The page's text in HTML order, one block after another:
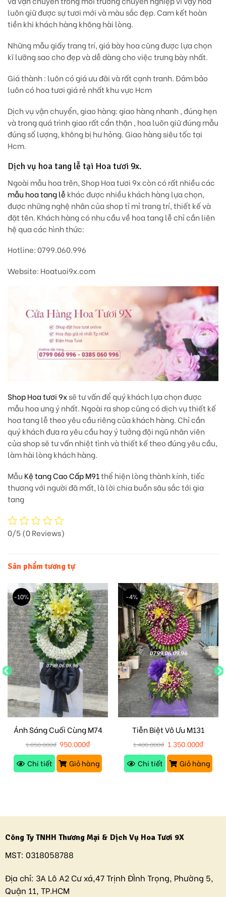
luôn giữ được sự tươi mới và màu sắc đẹp. Cam kết hoàn
tiền khi khách hàng không hài lòng.
Những mẫu giấy trang trí, giá bày hoa cũng được lựa chọn
kĩ lưỡng sao cho đẹp và dễ dàng cho việc trưng bày nhất.
Giá thành: luôn có giá ưu đãi và rất cạnh tranh. Đảm bảo
luôn có hoa tươi giá rẻ nhất khu vực Hcm
Dịch vụ vận chuyển, giao hàng:giao hàng nhanh , đúng hẹn
và trong quá trình giao rất cẩn thận , hoa luôn giữ đúng mẫu
đúng số lượng, không bị hư hỏng. Giao hàng siêu tốc tại
Hcm.
Dịch vụ hoa tang lễ tại Hoa tươi 9x.
Ngoài mẫu hoa trên, Shop Hoa tươi 9x còn có rất nhiều các
mẫu hoa tang lễ khác được nhiều khách hàng lựa chọn,
được những nghệ nhân của shop tỉ mỉ trang trí, thiết kế và
đặt tên. Khách hàng có nhu cầu về hoa tang lễ chỉ cần liên
hệ qua các hình thức:
Hotline: 0799.060.996
Website: Hoatuoi9x.com
Shop Hoa tươi 9xsẽ tư vấn để quý khách lựa chọn được
mẫu hoa ưng ý nhất. Ngoài ra shop cũng có dịch vụ thiết kế
hoa tang lễ theo yêu cầu riêng của khách hàng. Chỉ cần
quý khách đưa ra yêu cầu hay ý tưởng đội ngũ nhân viên
của shop sẽ tư vấn nhiệt tình và thiết kế theo đúng yêu cầu,
làm hài lòng khách hàng.
Mẫu Kệ tang Cao Cấp M91thể hiện lòng thành kính, tiếc
thương với người đã mất, là lời chia buồn sâu sắc tới gia
tang
0/5(0 Reviews)
Sản phẩm tương tự
-10%
Ánh Sáng Cuối Cùng M74
1.050.000₫ 950.000₫
Chi tiết
Giỏ hàng
-4%
Tiễn Biệt Vô Ưu M131
1.400.000₫ 1.350.000₫
Chi tiết
Giỏ hàng
Công Ty TNHH Thương Mại & Dịch Vụ Hoa Tươi 9X
MST: 0318058788
Địa chỉ: 3A Lô A2 Cư xá,47 Trịnh ĐÌnh Trọng, Phường 5,
Quận 11, TP.HCM